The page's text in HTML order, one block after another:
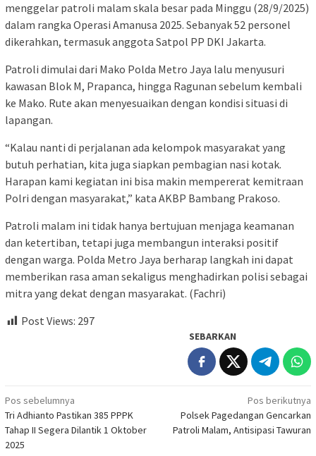
menggelar patroli malam skala besar pada Minggu (28/9/2025)
dalam rangka Operasi Amanusa 2025. Sebanyak 52 personel
dikerahkan, termasuk anggota Satpol PP DKI Jakarta.
Patroli dimulai dari Mako Polda Metro Jaya lalu menyusuri
kawasan Blok M, Prapanca, hingga Ragunan sebelum kembali
ke Mako. Rute akan menyesuaikan dengan kondisi situasi di
lapangan.
“Kalau nanti di perjalanan ada kelompok masyarakat yang
butuh perhatian, kita juga siapkan pembagian nasi kotak.
Harapan kami kegiatan ini bisa makin mempererat kemitraan
Polri dengan masyarakat,” kata AKBP Bambang Prakoso.
Patroli malam ini tidak hanya bertujuan menjaga keamanan
dan ketertiban, tetapi juga membangun interaksi positif
dengan warga. Polda Metro Jaya berharap langkah ini dapat
memberikan rasa aman sekaligus menghadirkan polisi sebagai
mitra yang dekat dengan masyarakat. (Fachri)
Post Views: 297
SEBARKAN
Navigasi
pos
Pos sebelumnya
Tri Adhianto Pastikan 385 PPPK
Tahap II Segera Dilantik 1 Oktober
2025
Pos berikutnya
Polsek Pagedangan Gencarkan
Patroli Malam, Antisipasi Tawuran